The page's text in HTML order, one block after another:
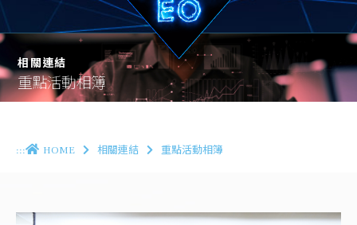
相關連結
重點活動相簿
::: HOME 相關連結 重點活動相簿